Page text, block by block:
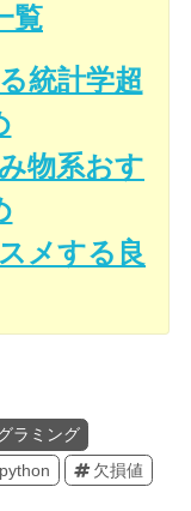
覧
統計学超
物系おす
メする良
ラミング
python 欠損値